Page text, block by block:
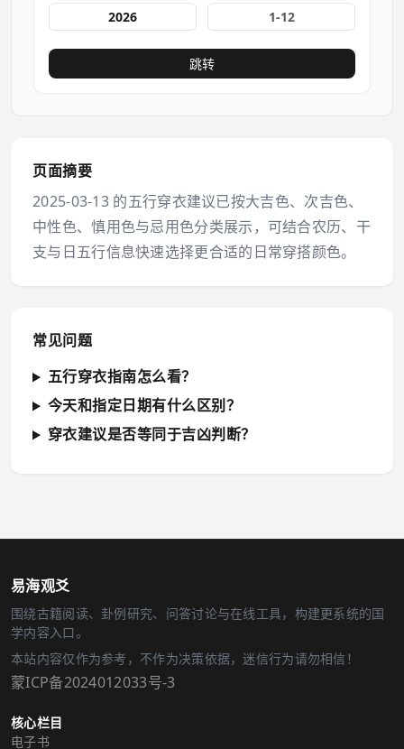
跳转
页面摘要
2025-03-13 的五行穿衣建议已按大吉色、次吉色、
中性色、慎用色与忌用色分类展示，可结合农历、干
支与日五行信息快速选择更合适的日常穿搭颜色。
常见问题
五行穿衣指南怎么看？
今天和指定日期有什么区别？
穿衣建议是否等同于吉凶判断？
易海观爻
围绕古籍阅读、卦例研究、问答讨论与在线工具，构建更系统的国
学内容入口。
本站内容仅作为参考，不作为决策依据，迷信行为请勿相信！
蒙ICP备2024012033号-3
核心栏目
电子书